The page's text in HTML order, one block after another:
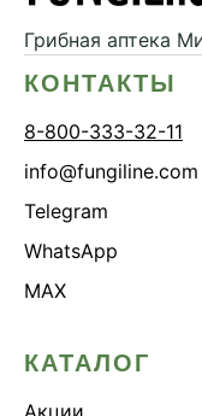
Грибная аптека
КОНТАКТЫ
8-800-333-32-11
info@fungiline.com
Telegram
WhatsApp
MAX
КАТАЛОГ
Акции